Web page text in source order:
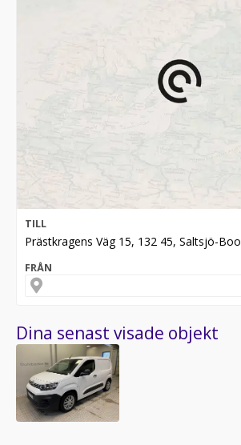
TILL
Prästkragens Väg 15, 132 45, Saltsjö-Boo
FRÅN
Dina senast visade objekt